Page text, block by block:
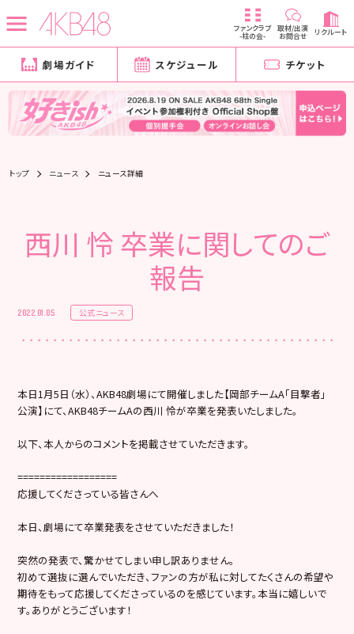
ファンクラブ
-柱の会-
取材/出演
お問合せ リクルート
劇場ガイド スケジュール チケット
トップ ニュース ニュース詳細
西川 怜 卒業に関してのご
報告
2022.01.05 公式ニュース
本日1月5日（水）、AKB48劇場にて開催しました【岡部チームA「目撃者」
公演】にて、AKB48チームAの西川 怜が卒業を発表いたしました。
以下、本人からのコメントを掲載させていただきます。
==================
応援してくださっている皆さんへ
本日、劇場にて卒業発表をさせていただきました！
突然の発表で、驚かせてしまい申し訳ありません。
初めて選抜に選んでいただき、ファンの方が私に対してたくさんの希望や
期待をもって応援してくださっているのを感じています。本当に嬉しいで
す。ありがとうございます！